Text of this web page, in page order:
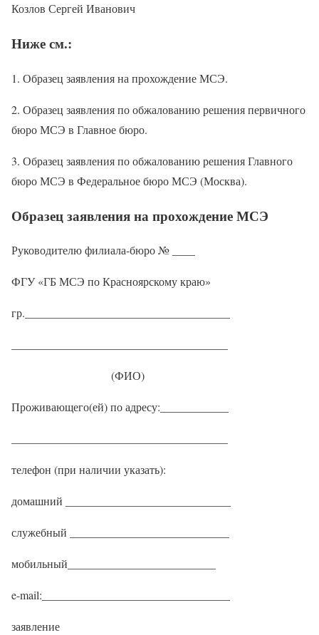
Козлов Сергей Иванович
Ниже см.:
1. Образец заявления на прохождение МСЭ.
2. Образец заявления по обжалованию решения первичного
бюро МСЭ в Главное бюро.
3. Образец заявления по обжалованию решения Главного
бюро МСЭ в Федеральное бюро МСЭ (Москва).
Образец заявления на прохождение МСЭ
Руководителю филиала-бюро № ____
ФГУ «ГБ МСЭ по Красноярскому краю»
гр.____________________________________
(ФИО)
Проживающего(ей) по адресу:____________
телефон (при наличии указать):
домашний _____________________________
служебный ____________________________
мобильный__________________________
e-mail:_________________________________
заявление